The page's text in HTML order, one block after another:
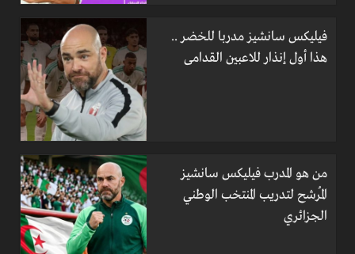
فيليكس سانشيز مدربا للخضر ..
هذا أول إنذار للاعبين القدامى
من هو المدرب فيليكس سانشيز
المُرشح لتدريب المنتخب الوطني
الجزائري